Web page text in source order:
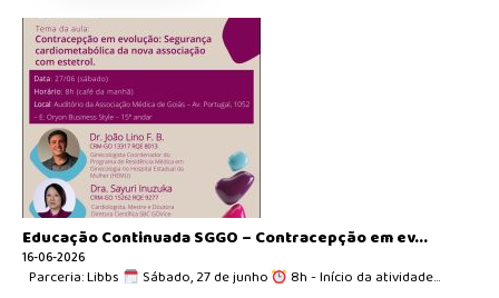
Educação Continuada SGGO – Contracepção em ev...
16-06-2026
Parceria: Libbs Sábado, 27 de junho 8h - Início da atividade...